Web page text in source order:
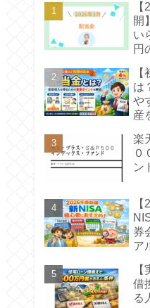
開
い
円
は
や
産
楽
０
ン
券
ア
借
る